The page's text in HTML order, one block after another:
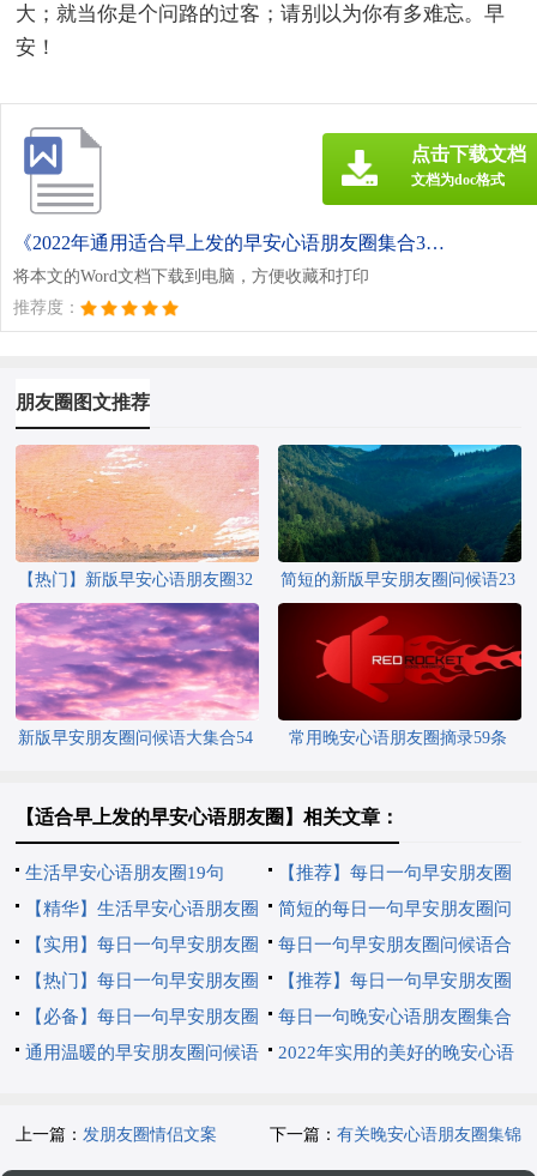
大；就当你是个问路的过客；请别以为你有多难忘。早
安！
《2022年通用适合早上发的早安心语朋友圈集合39句.doc》
将本文的Word文档下载到电脑，方便收藏和打印
推荐度：
点击下载文档
文档为doc格式
朋友圈图文推荐
【热门】新版早安心语朋友圈32
条
简短的新版早安朋友圈问候语23
新版早安朋友圈问候语大集合54
常用晚安心语朋友圈摘录59条
【适合早上发的早安心语朋友圈】相关文章：
生活早安心语朋友圈19句
【推荐】每日一句早安朋友圈
问候语摘录38句
【精华】生活早安心语朋友圈
22句
简短的每日一句早安朋友圈问
候语17句
【实用】每日一句早安朋友圈
问候语19句
每日一句早安朋友圈问候语合
集43句
【热门】每日一句早安朋友圈
问候语20条
【推荐】每日一句早安朋友圈
问候语大汇总64句
【必备】每日一句早安朋友圈
问候语28条
每日一句晚安心语朋友圈集合
43条
通用温暖的早安朋友圈问候语
2022年实用的美好的晚安心语
上一篇：发朋友圈情侣文案 下一篇： 有关晚安心语朋友圈集锦